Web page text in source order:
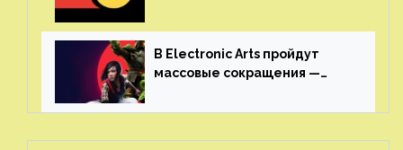
выставка не вернется
В Electronic Arts пройдут
массовые сокращения —
реструктуризацию